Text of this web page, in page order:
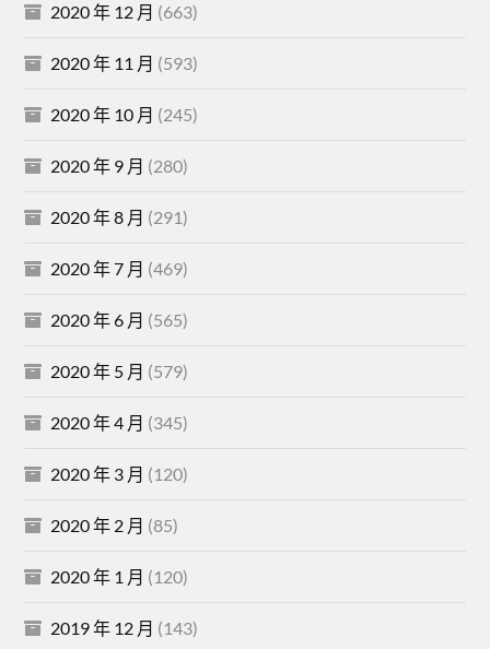
2020 年 12 月 (663)
2020 年 11 月 (593)
2020 年 10 月 (245)
2020 年 9 月 (280)
2020 年 8 月 (291)
2020 年 7 月 (469)
2020 年 6 月 (565)
2020 年 5 月 (579)
2020 年 4 月 (345)
2020 年 3 月 (120)
2020 年 2 月 (85)
2020 年 1 月 (120)
2019 年 12 月 (143)